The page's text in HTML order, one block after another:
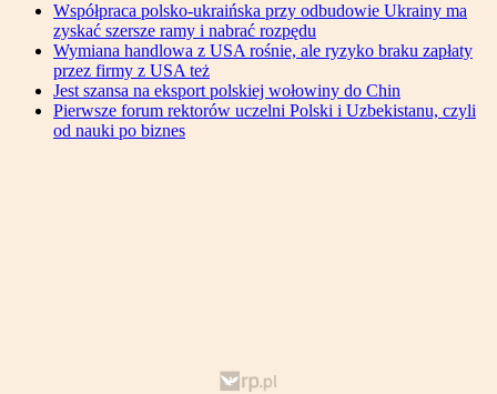
Współpraca polsko-ukraińska przy odbudowie Ukrainy ma
zyskać szersze ramy i nabrać rozpędu
Wymiana handlowa z USA rośnie, ale ryzyko braku zapłaty
przez firmy z USA też
Jest szansa na eksport polskiej wołowiny do Chin
Pierwsze forum rektorów uczelni Polski i Uzbekistanu, czyli
od nauki po biznes